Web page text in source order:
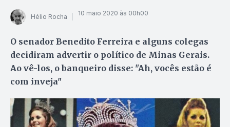
Hélio Rocha 10 maio 2020 às 00h00
O senador Benedito Ferreira e alguns colegas
decidiram advertir o político de Minas Gerais.
Ao vê-los, o banqueiro disse: "Ah, vocês estão é
com inveja"